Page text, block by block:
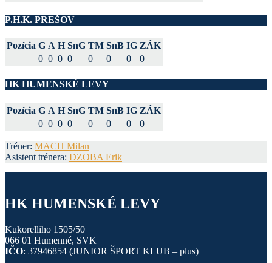
P.H.K. PREŠOV
Pozícia G A H SnG TM SnB IG ZÁK
0 0 0 0 0 0 0 0
HK HUMENSKÉ LEVY
Pozícia G A H SnG TM SnB IG ZÁK
0 0 0 0 0 0 0 0
Tréner: MACH Milan
Asistent trénera: DZOBA Erik
HK HUMENSKÉ LEVY
Kukorelliho 1505/50
066 01 Humenné, SVK
IČO: 37946854 (JUNIOR ŠPORT KLUB – plus)